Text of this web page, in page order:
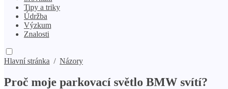
Tipy a triky
Údržba
Výzkum
Znalosti
Hlavní stránka / Názory
Proč moje parkovací světlo BMW svítí?